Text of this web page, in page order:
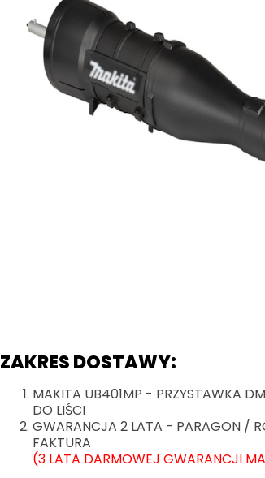
ZAKRES DOSTAWY:
MAKITA UB401MP - PRZYSTAWKA
DO LIŚCI
GWARANCJA 2 LATA - PARAGON /
FAKTURA
(3 LATA DARMOWEJ GWARANCJI